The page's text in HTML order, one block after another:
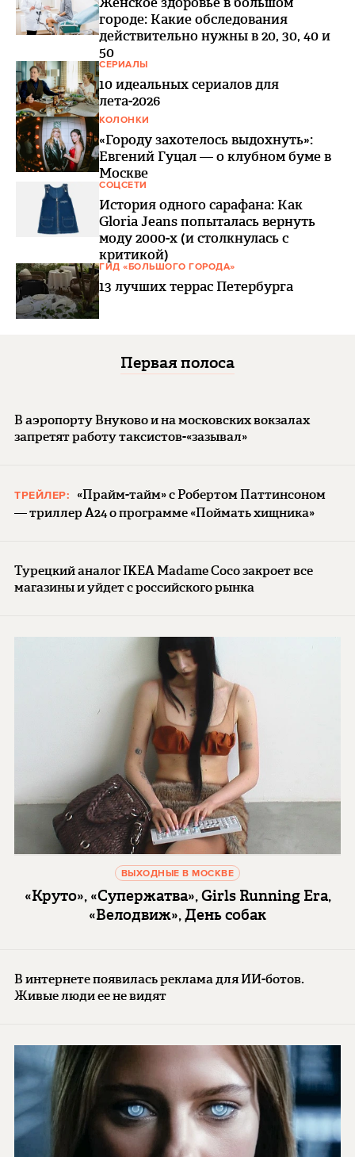
городе: Какие обследования
действительно нужны в 20, 30, 40 и
50
СЕРИАЛЫ
10 идеальных сериалов для
лета-2026
КОЛОНКИ
«Городу захотелось выдохнуть»:
Евгений Гуцал — о клубном буме в
Москве
СОЦСЕТИ
История одного сарафана: Как
Gloria Jeans попыталась вернуть
моду 2000-х (и столкнулась с
критикой)
ГИД «БОЛЬШОГО ГОРОДА»
13 лучших террас Петербурга
Первая полоса
В аэропорту Внуково и на московских вокзалах
запретят работу таксистов-«зазывал»
ТРЕЙЛЕР:
«Прайм-тайм» с Робертом Паттинсоном
— триллер A24 о программе «Поймать хищника»
Турецкий аналог IKEA Madame Coco закроет все
магазины и уйдет с российского рынка
ВЫХОДНЫЕ В МОСКВЕ
«Круто», «Супержатва», Girls Running Era,
«Велодвиж», День собак
В интернете появилась реклама для ИИ-ботов.
Живые люди ее не видят